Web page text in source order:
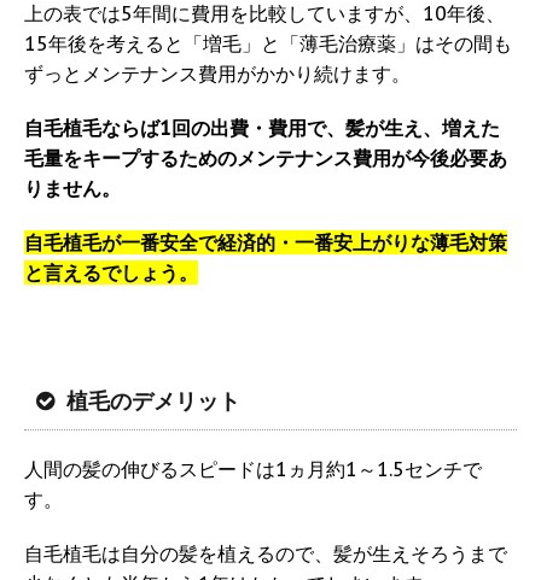
上の表では5年間に費用を比較していますが、10年後、
15年後を考えると「増毛」と「薄毛治療薬」はその間も
ずっとメンテナンス費用がかかり続けます。
自毛植毛ならば1回の出費・費用で、髪が生え、増えた
毛量をキープするためのメンテナンス費用が今後必要あ
りません。
自毛植毛が一番安全で経済的・一番安上がりな薄毛対策
と言えるでしょう。
植毛のデメリット
人間の髪の伸びるスピードは1ヵ月約1～1.5センチで
す。
自毛植毛は自分の髪を植えるので、髪が生えそろうまで